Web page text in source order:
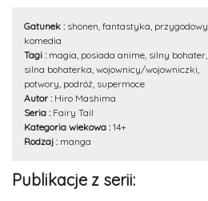
Gatunek : shonen, fantastyka, przygodowy,
komedia
Tagi : magia, posiada anime, silny bohater,
silna bohaterka, wojownicy/wojowniczki,
potwory, podróż, supermoce
Autor : Hiro Mashima
Seria : Fairy Tail
Kategoria wiekowa : 14+
Rodzaj : manga
Publikacje z serii: